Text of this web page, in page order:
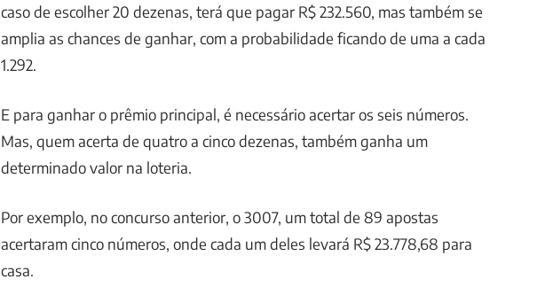
caso de escolher 20 dezenas, terá que pagar R$ 232.560, mas também se
amplia as chances de ganhar, com a probabilidade ficando de uma a cada
1.292.
E para ganhar o prêmio principal, é necessário acertar os seis números.
Mas, quem acerta de quatro a cinco dezenas, também ganha um
determinado valor na loteria.
Por exemplo, no concurso anterior, o 3007, um total de 89 apostas
acertaram cinco números, onde cada um deles levará R$ 23.778,68 para
casa.